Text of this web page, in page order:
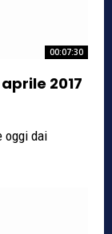
00:07:30
2017
oggi dai